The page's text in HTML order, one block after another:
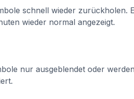
schnell wieder zurückholen.
wieder normal angezeigt.
nur ausgeblendet oder